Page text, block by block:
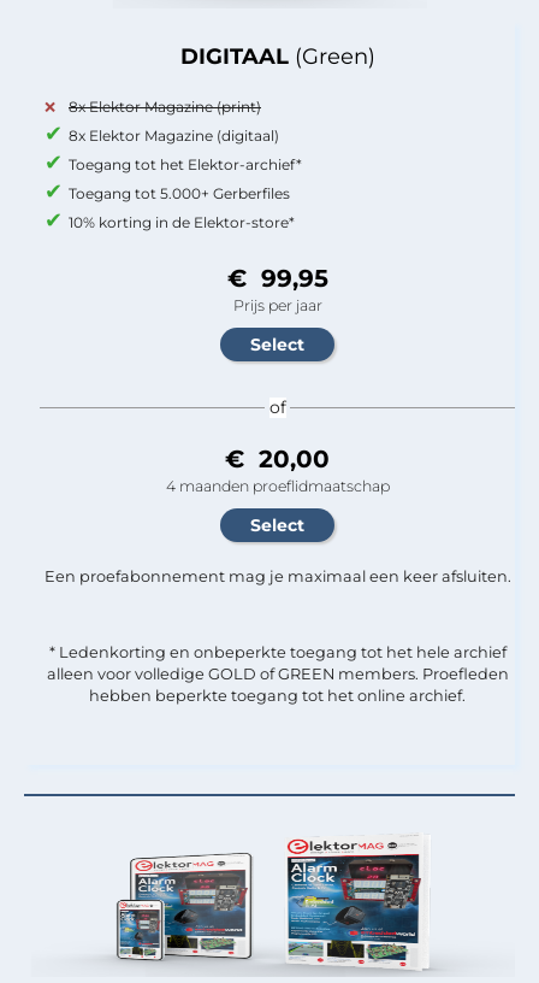
DIGITAAL (Green)
8x Elektor Magazine (print)
8x Elektor Magazine (digitaal)
Toegang tot het Elektor-archief*
Toegang tot 5.000+ Gerberfiles
10% korting in de Elektor-store*
€ 99,95
Prijs per jaar
of
€ 20,00
4 maanden proeflidmaatschap
Een proefabonnement mag je maximaal een keer afsluiten.
* Ledenkorting en onbeperkte toegang tot het hele archief
alleen voor volledige GOLD of GREEN members. Proefleden
hebben beperkte toegang tot het online archief.